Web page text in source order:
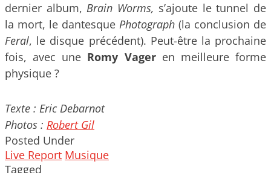
dernier album,Brain Worms, s’ajoute le tunnel de
la mort, le dantesque Photograph (la conclusion de
Feral, le disque précédent). Peut-être la prochaine
fois, avec une Romy Vageren meilleure forme
physique ?
Texte : Eric Debarnot
Photos : Robert Gil
Posted Under
Live Report Musique
Tagged